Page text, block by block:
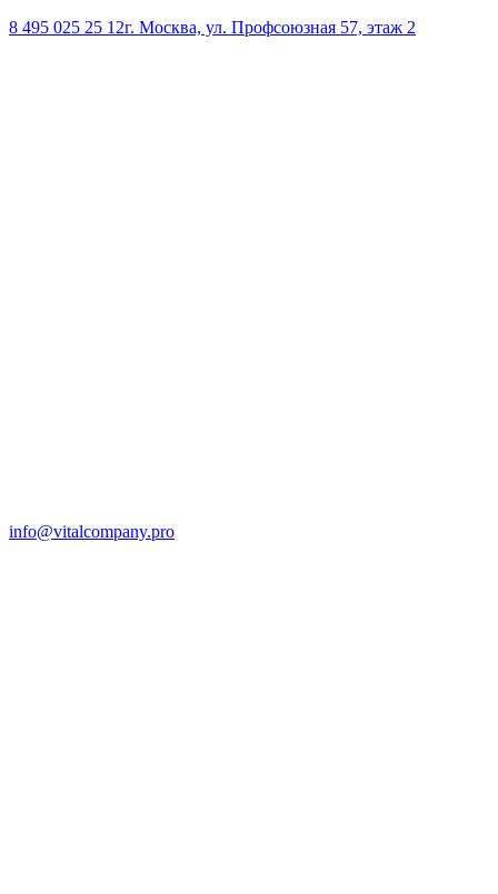
8 495 025 25 12г. Москва, ул. Профсоюзная 57, этаж 2
info@vitalcompany.pro